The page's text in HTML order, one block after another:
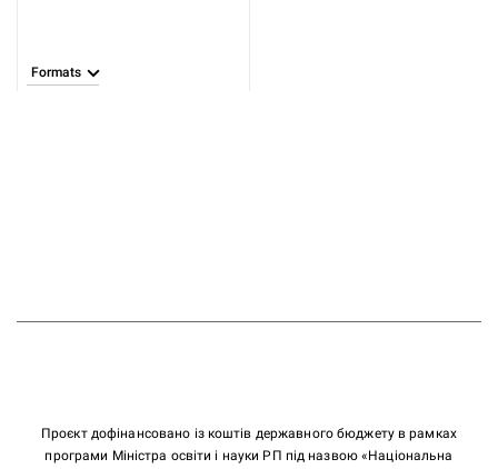
Formats
Проєкт дофінансовано із коштів державного бюджету в рамках
програми Міністра освіти і науки РП під назвою «Національна